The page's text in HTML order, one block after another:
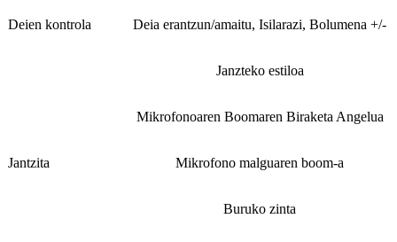
Deien kontrola Deia erantzun/amaitu, Isilarazi, Bolumena +/-
Jantzita
Janzteko estiloa
Mikrofonoaren Boomaren Biraketa Angelua
Mikrofono malguaren boom-a
Buruko zinta